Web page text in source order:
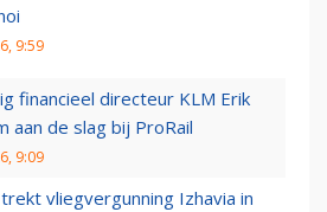
9:59
financieel directeur KLM Erik
aan de slag bij ProRail
9:09
vliegvergunning Izhavia in